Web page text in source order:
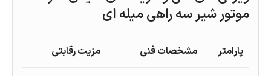
موتور شیر سه راهی میله ای
پارامتر مشخصات فنی مزیت رقابتی